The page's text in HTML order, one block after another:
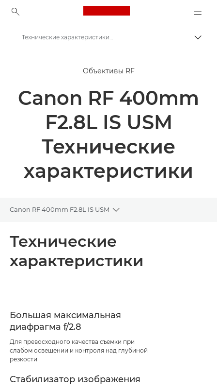
Canon Logo, back to
Объективы для камер Canon
Canon RF 400mm F2.8L IS USM - Объективы RF
Технические характеристики и функции - Canon RF 400mm F2.8L IS USM - Объективы RF
Объективы RF
Canon RF 400mm
F2.8L IS USM
Технические
характеристики
Canon RF 400mm F2.8L IS USM
Toggle breadcrumbs
Технические характеристики
Технические
характеристики
Большая максимальная
диафрагма f/2.8
Для превосходного качества съемки при
слабом освещении и контроля над глубиной
резкости
Стабилизатор изображения